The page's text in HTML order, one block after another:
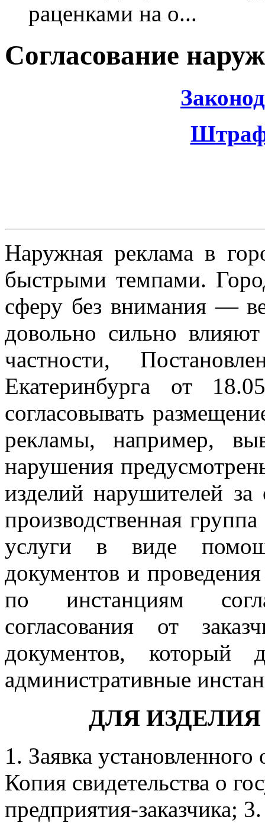
раценками на о...
Согласование
Штраф
Наружная реклама в
быстрыми темпами.
сферу без внимания —
довольно сильно
частности,
Екатеринбурга от
согласовывать
рекламы, например,
нарушения
изделий нарушителей за
производственная
услуги в виде
документов и
по инстанциям
согласования от
документов, который
административные
ДЛЯ
1. Заявка
Копия свидетельства о
предприятия-заказчика;